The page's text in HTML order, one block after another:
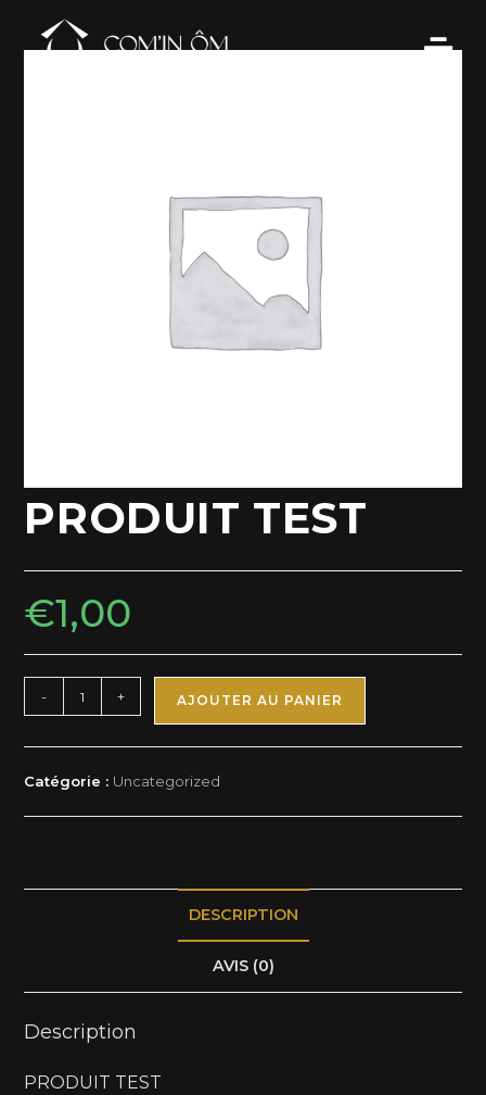
PRODUIT TEST
€1,00
- + AJOUTER AU PANIER
Catégorie : Uncategorized
DESCRIPTION
AVIS (0)
Description
PRODUIT TEST